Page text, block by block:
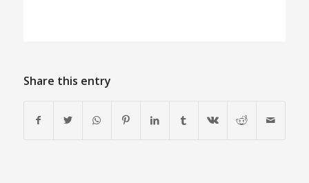
Share this entry